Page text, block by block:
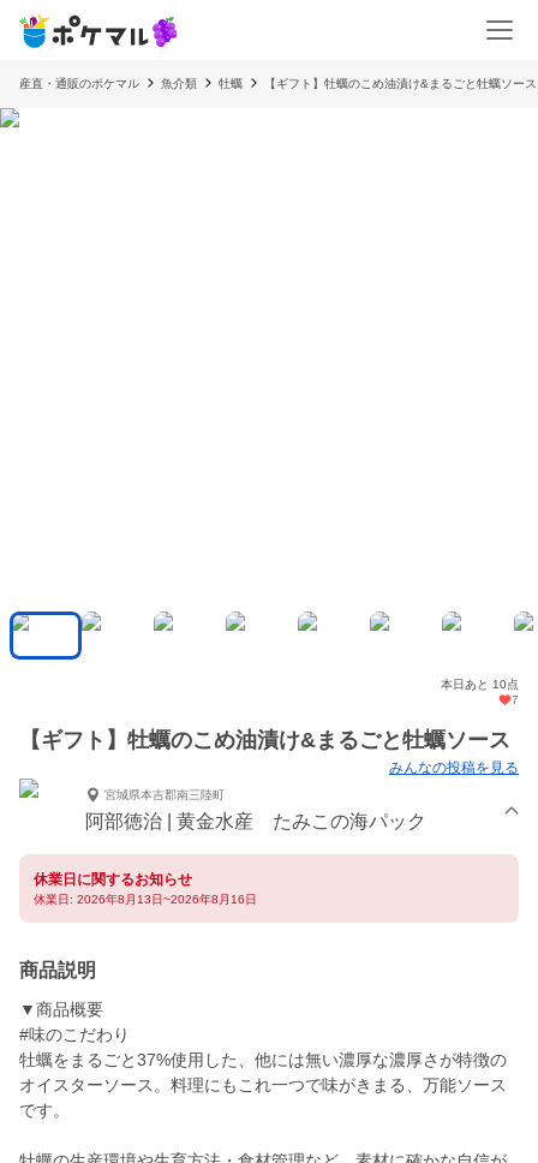
産直・通販のポケマル 魚介類 牡蠣 【ギフト】牡蠣のこめ油漬け&まるごと牡蠣ソース
本日あと 10点
7
【ギフト】牡蠣のこめ油漬け&まるごと牡蠣ソース
みんなの投稿を見る
宮城県本吉郡南三陸町
阿部徳治 | 黄金水産 たみこの海パック
休業日に関するお知らせ
休業日: 2026年8月13日~2026年8月16日
商品説明
▼商品概要
#味のこだわり
牡蠣をまるごと37%使用した、他には無い濃厚な濃厚さが特徴の
オイスターソース。料理にもこれ一つで味がきまる、万能ソース
です。